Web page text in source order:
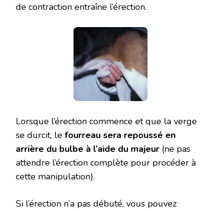
de contraction entraîne l’érection.
Lorsque l’érection commence et que la verge
se durcit, le fourreau sera repoussé en
arrière du bulbe à l’aide du majeur (ne pas
attendre l’érection complète pour procéder à
cette manipulation).
Si l’érection n’a pas débuté, vous pouvez